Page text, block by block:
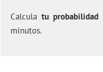
Calculatu probabilidad
minutos.